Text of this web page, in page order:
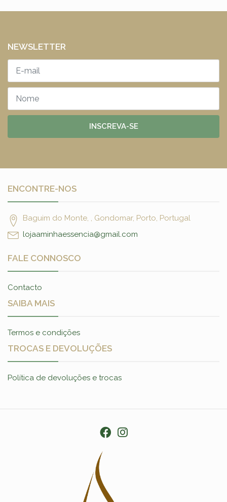
NEWSLETTER
INSCREVA-SE
ENCONTRE-NOS
Baguim do Monte, , Gondomar, Porto, Portugal
lojaaminhaessencia@gmail.com
FALE CONNOSCO
Contacto
SAIBA MAIS
Termos e condições
TROCAS E DEVOLUÇÕES
Política de devoluções e trocas